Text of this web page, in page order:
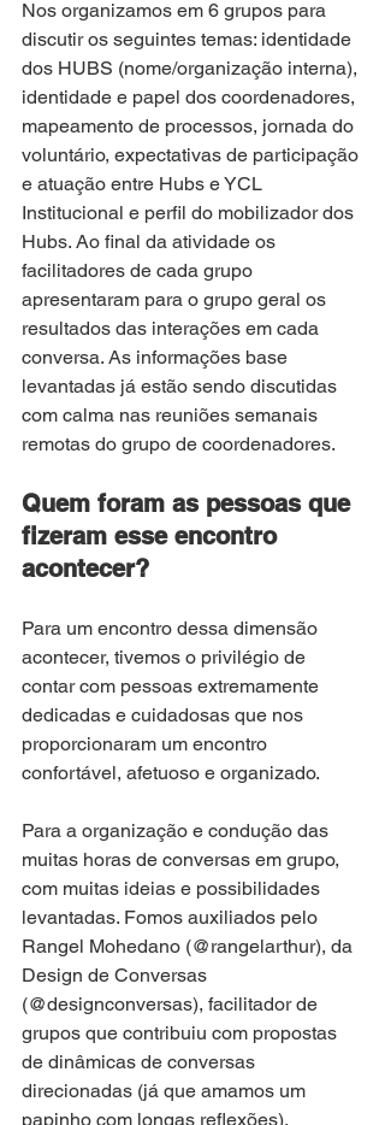
Nos organizamos em 6 grupos para
discutir os seguintes temas: identidade
dos HUBS (nome/organização interna),
identidade e papel dos coordenadores,
mapeamento de processos, jornada do
voluntário, expectativas de participação
e atuação entre Hubs e YCL
Institucional e perfil do mobilizador dos
Hubs. Ao final da atividade os
facilitadores de cada grupo
apresentaram para o grupo geral os
resultados das interações em cada
conversa. As informações base
levantadas já estão sendo discutidas
com calma nas reuniões semanais
remotas do grupo de coordenadores.
Quem foram as pessoas que
fizeram esse encontro
acontecer?
Para um encontro dessa dimensão
acontecer, tivemos o privilégio de
contar com pessoas extremamente
dedicadas e cuidadosas que nos
proporcionaram um encontro
confortável, afetuoso e organizado.
Para a organização e condução das
muitas horas de conversas em grupo,
com muitas ideias e possibilidades
levantadas. Fomos auxiliados pelo
Rangel Mohedano (@rangelarthur), da
Design de Conversas
(@designconversas), facilitador de
grupos que contribuiu com propostas
de dinâmicas de conversas
direcionadas (já que amamos um
papinho com longas reflexões).